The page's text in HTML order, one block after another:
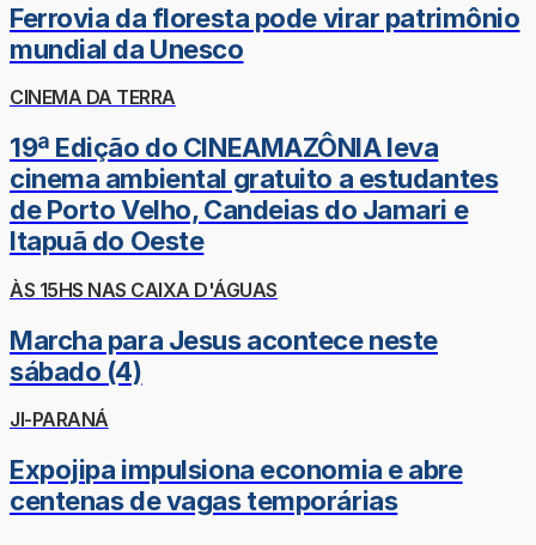
Ferrovia da floresta pode virar patrimônio
mundial da Unesco
CINEMA DA TERRA
19ª Edição do CINEAMAZÔNIA leva
cinema ambiental gratuito a estudantes
de Porto Velho, Candeias do Jamari e
Itapuã do Oeste
ÀS 15HS NAS CAIXA D'ÁGUAS
Marcha para Jesus acontece neste
sábado (4)
JI-PARANÁ
Expojipa impulsiona economia e abre
centenas de vagas temporárias